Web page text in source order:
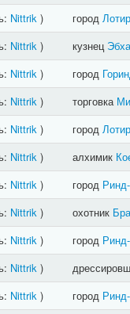
Nittrik ) город
Nittrik ) кузнец
Nittrik ) город
Nittrik ) торговка
Nittrik ) город
Nittrik ) алхимик
Nittrik ) город
Nittrik ) охотник
Nittrik ) город
Nittrik )
Nittrik ) город